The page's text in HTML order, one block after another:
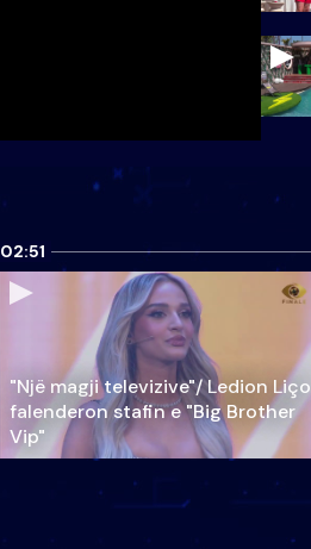
02:51
"Një magji televizive"/ Ledion Liço
falenderon stafin e "Big Brother
Vip"